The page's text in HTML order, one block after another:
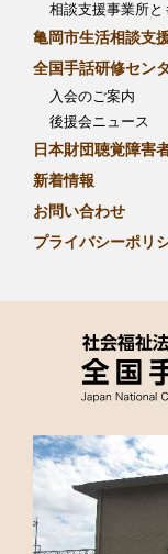
相談支援事業所と
亀岡市生活相談支
全国手話研修セン
入会のご案内
後援会ニュース
日本財団聴覚障害
新着情報
お問い合わせ
プライバシーポリ